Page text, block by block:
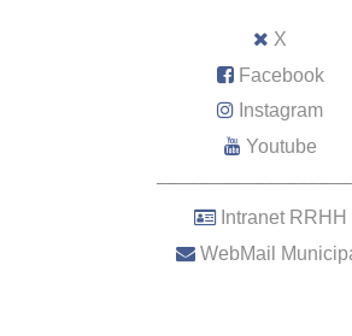
X
Facebook
Instagram
Youtube
Intranet RRHH
WebMail